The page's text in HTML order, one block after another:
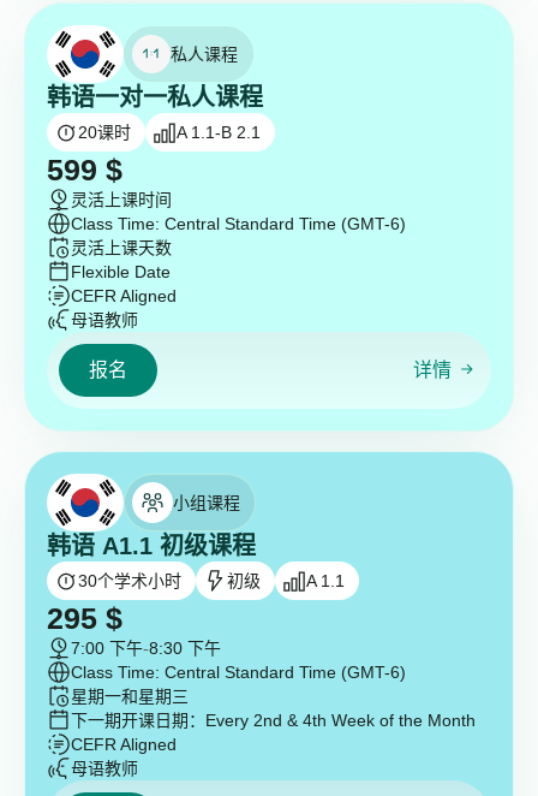
私人课程
韩语一对一私人课程
20课时 A 1.1-B 2.1
599 $
灵活上课时间
Class Time: Central Standard Time (GMT-6)
灵活上课天数
Flexible Date
CEFR Aligned
母语教师
报名 详情
小组课程
韩语 A1.1 初级课程
30个学术小时 初级 A 1.1
295 $
7:00 下午-8:30 下午
Class Time: Central Standard Time (GMT-6)
星期一和星期三
下一期开课日期： Every 2nd & 4th Week of the Month
CEFR Aligned
母语教师